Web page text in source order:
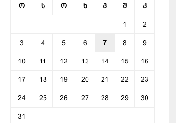
ო ს ო ხ პ შ კ
1 2
3 4 5 6 7 8 9
10 11 12 13 14 15 16
17 18 19 20 21 22 23
24 25 26 27 28 29 30
31